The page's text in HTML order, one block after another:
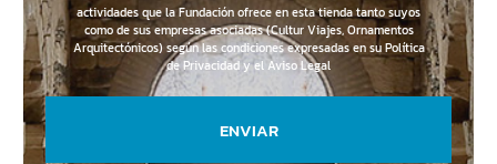
actividades que la Fundación ofrece en esta tienda tanto suyos
como de sus empresas asociadas (Cultur Viajes, Ornamentos
Arquitectónicos) según las condiciones expresadas en suPolítica
de Privacidad y el Aviso Legal
ENVIAR